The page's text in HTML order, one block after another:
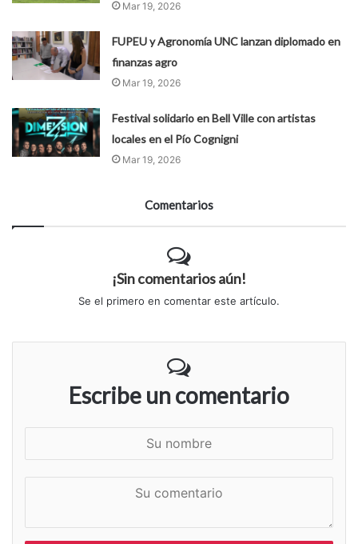
Mar 19, 2026
FUPEU y Agronomía UNC lanzan diplomado en
finanzas agro
Mar 19, 2026
Festival solidario en Bell Ville con artistas
locales en el Pío Cognigni
Mar 19, 2026
Comentarios
¡Sin comentarios aún!
Se el primero en comentar este artículo.
Escribe un comentario